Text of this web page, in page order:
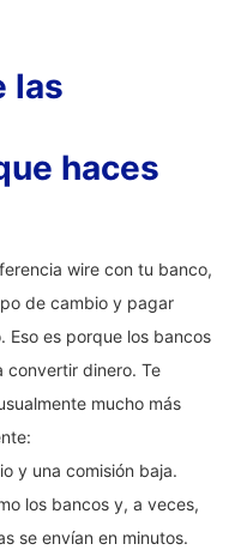
las
haces
wire con tu banco,
de cambio y pagar
Eso es porque los bancos
convertir dinero. Te
mucho más
y una comisión baja.
los bancos y, a veces,
se envían en minutos.